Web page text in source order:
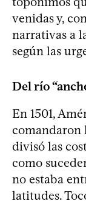
venidas y,
narrativas a
según las
Del río
En 1501,
comandaron
divisó las
como
no estaba
latitudes.